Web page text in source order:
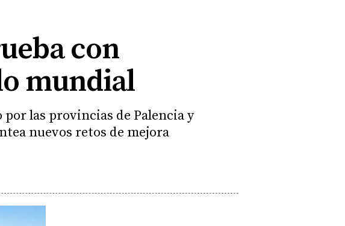
con
mundial
las provincias de Palencia y
nuevos retos de mejora